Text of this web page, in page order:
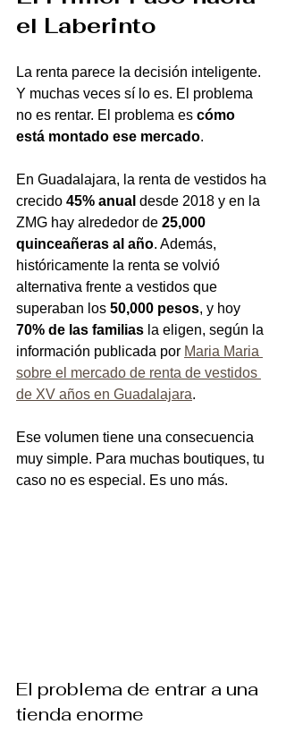
el Laberinto
La renta parece la decisión inteligente.
Y muchas veces sí lo es. El problema
no es rentar. El problema es cómo
está montado ese mercado.
En Guadalajara, la renta de vestidos ha
crecido 45% anual desde 2018 y en la
ZMG hay alrededor de 25,000
quinceañeras al año. Además,
históricamente la renta se volvió
alternativa frente a vestidos que
superaban los 50,000 pesos, y hoy
70% de las familias la eligen, según la
información publicada por Maria Maria
sobre el mercado de renta de vestidos
de XV años en Guadalajara.
Ese volumen tiene una consecuencia
muy simple. Para muchas boutiques, tu
caso no es especial. Es uno más.
El problema de entrar a una
tienda enorme